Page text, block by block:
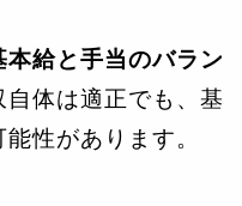
本給と手当のバラン
体は適正でも、基
性があります。